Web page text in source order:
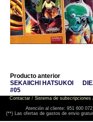
Producto anterior
SEKAIICHI HATSUKOI
#05
Contactar/ Sistema de subscripciones
Atención al cliente: 951 600
(**) Las ofertas de gastos de envio